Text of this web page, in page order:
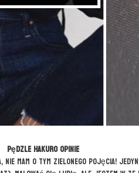
czy warto!
Pędzle HAKURO opinie
mam o tym zielonego pojęcia!